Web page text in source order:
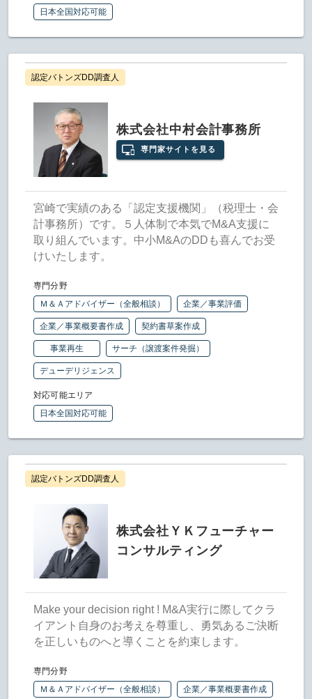
日本全国対応可能
認定バトンズDD調査人
株式会社中村会計事務所
専門家サイトを見る
宮崎で実績のある「認定支援機関」（税理士・会
計事務所）です。５人体制で本気でM&A支援に
取り組んでいます。中小M&AのDDも喜んでお受
けいたします。
専門分野
Ｍ＆Ａアドバイザー（全般相談）
企業／事業評価
企業／事業概要書作成 契約書草案作成
事業再生 サーチ（譲渡案件発掘）
デューデリジェンス
対応可能エリア
日本全国対応可能
認定バトンズDD調査人
株式会社ＹＫフューチャー
コンサルティング
Make your decision right ! M&A実行に際してクラ
イアント自身のお考えを尊重し、勇気あるご決断
を正しいものへと導くことを約束します。
専門分野
Ｍ＆Ａアドバイザー（全般相談）
企業／事業概要書作成